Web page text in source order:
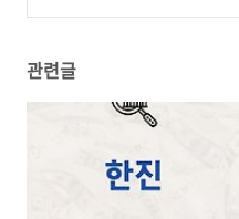
관련글